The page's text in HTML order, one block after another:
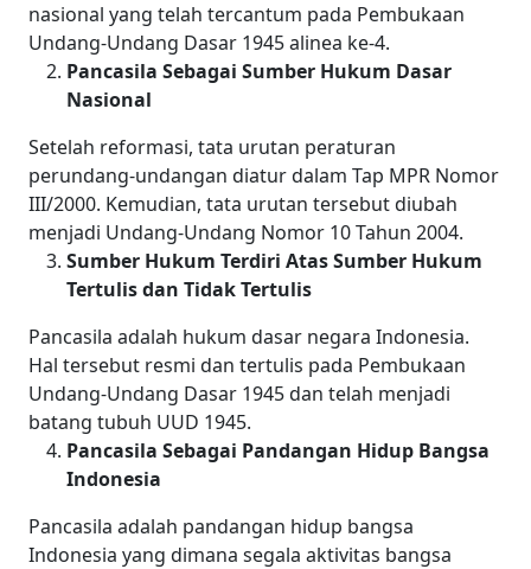
nasional yang telah tercantum pada Pembukaan
Undang-Undang Dasar 1945 alinea ke-4.
Pancasila Sebagai Sumber Hukum Dasar
Nasional
Setelah reformasi, tata urutan peraturan
perundang-undangan diatur dalam Tap MPR Nomor
III/2000. Kemudian, tata urutan tersebut diubah
menjadi Undang-Undang Nomor 10 Tahun 2004.
Sumber Hukum Terdiri Atas Sumber Hukum
Tertulis dan Tidak Tertulis
Pancasila adalah hukum dasar negara Indonesia.
Hal tersebut resmi dan tertulis pada Pembukaan
Undang-Undang Dasar 1945 dan telah menjadi
batang tubuh UUD 1945.
Pancasila Sebagai Pandangan Hidup Bangsa
Indonesia
Pancasila adalah pandangan hidup bangsa
Indonesia yang dimana segala aktivitas bangsa